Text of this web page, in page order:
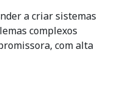
a criar sistemas
complexos
com alta